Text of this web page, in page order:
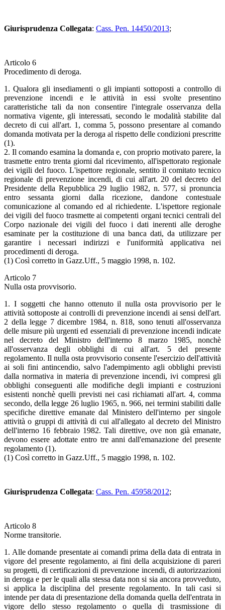
Giurisprudenza Collegata: Cass. Pen. 14450/2013;
Articolo 6
Procedimento di deroga.
1. Qualora gli insediamenti o gli impianti sottoposti a controllo di
prevenzione incendi e le attività in essi svolte presentino
caratteristiche tali da non consentire l'integrale osservanza della
normativa vigente, gli interessati, secondo le modalità stabilite dal
decreto di cui all'art. 1, comma 5, possono presentare al comando
domanda motivata per la deroga al rispetto delle condizioni prescritte
(1).
2. Il comando esamina la domanda e, con proprio motivato parere, la
trasmette entro trenta giorni dal ricevimento, all'ispettorato regionale
dei vigili del fuoco. L'ispettore regionale, sentito il comitato tecnico
regionale di prevenzione incendi, di cui all'art. 20 del decreto del
Presidente della Repubblica 29 luglio 1982, n. 577, si pronuncia
entro sessanta giorni dalla ricezione, dandone contestuale
comunicazione al comando ed al richiedente. L'ispettore regionale
dei vigili del fuoco trasmette ai competenti organi tecnici centrali del
Corpo nazionale dei vigili del fuoco i dati inerenti alle deroghe
esaminate per la costituzione di una banca dati, da utilizzare per
garantire i necessari indirizzi e l'uniformità applicativa nei
procedimenti di deroga.
(1) Così corretto in Gazz.Uff., 5 maggio 1998, n. 102.
Articolo 7
Nulla osta provvisorio.
1. I soggetti che hanno ottenuto il nulla osta provvisorio per le
attività sottoposte ai controlli di prevenzione incendi ai sensi dell'art.
2 della legge 7 dicembre 1984, n. 818, sono tenuti all'osservanza
delle misure più urgenti ed essenziali di prevenzione incendi indicate
nel decreto del Ministro dell'interno 8 marzo 1985, nonchè
all'osservanza degli obblighi di cui all'art. 5 del presente
regolamento. Il nulla osta provvisorio consente l'esercizio dell'attività
ai soli fini antincendio, salvo l'adempimento agli obblighi previsti
dalla normativa in materia di prevenzione incendi, ivi compresi gli
obblighi conseguenti alle modifiche degli impianti e costruzioni
esistenti nonchè quelli previsti nei casi richiamati all'art. 4, comma
secondo, della legge 26 luglio 1965, n. 966, nei termini stabiliti dalle
specifiche direttive emanate dal Ministero dell'interno per singole
attività o gruppi di attività di cui all'allegato al decreto del Ministro
dell'interno 16 febbraio 1982. Tali direttive, ove non già emanate,
devono essere adottate entro tre anni dall'emanazione del presente
regolamento (1).
(1) Così corretto in Gazz.Uff., 5 maggio 1998, n. 102.
Giurisprudenza Collegata: Cass. Pen. 45958/2012;
Articolo 8
Norme transitorie.
1. Alle domande presentate ai comandi prima della data di entrata in
vigore del presente regolamento, ai fini della acquisizione di pareri
su progetti, di certificazioni di prevenzione incendi, di autorizzazioni
in deroga e per le quali alla stessa data non si sia ancora provveduto,
si applica la disciplina del presente regolamento. In tali casi si
intende per data di presentazione della domanda quella dell'entrata in
vigore dello stesso regolamento o quella di trasmissione di